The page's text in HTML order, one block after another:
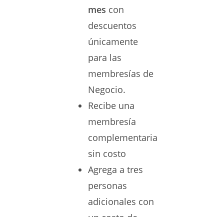
mes con
descuentos
únicamente
para las
membresías de
Negocio.
Recibe una
membresía
complementaria
sin costo
Agrega a tres
personas
adicionales con